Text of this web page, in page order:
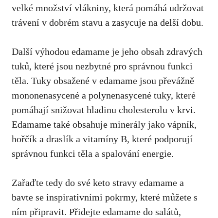
velké množství vlákniny, která pomáhá udržovat
trávení v dobrém stavu a zasycuje na delší dobu.
Další výhodou edamame je jeho obsah zdravých
tuků, které⁤ jsou nezbytné pro správnou funkci
těla. ⁣Tuky obsažené v edamame jsou převážně
mononenasycené a polynenasycené tuky, které
‍pomáhají snižovat hladinu cholesterolu v krvi.
Edamame také obsahuje minerály jako vápník,
hořčík a draslík a vitamíny B, které podporují
správnou ⁢funkci ‍těla a spalování⁣ energie.
Zařaďte tedy do své keto stravy edamame a
bavte se inspirativními ​pokrmy, ‌které můžete s
ním připravit. Přidejte edamame do‍ salátů,